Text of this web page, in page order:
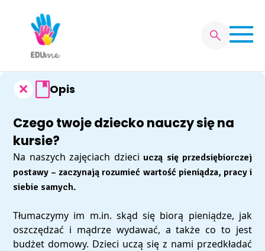
Oferta
Ilość kursów: 10 Wiek: 6 - 16 lat
Programowanie
Wiek: 3 - 12 lat
Akademia Nauki
Ilość kursów: 4 Wiek: 3–12 lat
Obozy Letnie 2025
Półkolonie Letnie
Grafik zajęć
Zapisz się
Bezpłatne zajęcia pokazowe
Opis
Czego twoje dziecko nauczy się na
kursie?
Na naszych zajęciach dzieci uczą się przedsiębiorczej
postawy – zaczynają rozumieć wartość pieniądza, pracy i
siebie samych.
Tłumaczymy im m.in. skąd się biorą pieniądze, jak
oszczędzać i mądrze wydawać, a także co to jest
budżet domowy. Dzieci uczą się z nami przedkładać